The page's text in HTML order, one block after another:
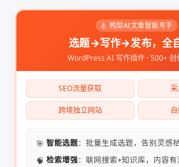
🍐 鸭梨AI文章智能写手
选题→写作→发布，全自
WordPress AI 写作插件 · 500+ 创
SEO流量获取
跨境独立网站
🎯 智能选题：批量生成选题，告别灵感
🧠 检索增强：联网搜索+知识库，内容有